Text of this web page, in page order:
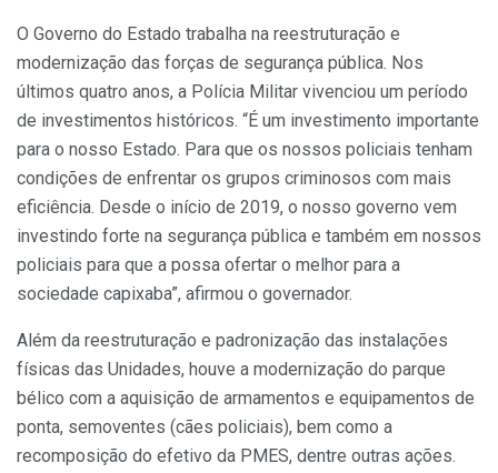
O Governo do Estado trabalha na reestruturação e
modernização das forças de segurança pública. Nos
últimos quatro anos, a Polícia Militar vivenciou um período
de investimentos históricos. “É um investimento importante
para o nosso Estado. Para que os nossos policiais tenham
condições de enfrentar os grupos criminosos com mais
eficiência. Desde o início de 2019, o nosso governo vem
investindo forte na segurança pública e também em nossos
policiais para que a possa ofertar o melhor para a
sociedade capixaba”, afirmou o governador.
Além da reestruturação e padronização das instalações
físicas das Unidades, houve a modernização do parque
bélico com a aquisição de armamentos e equipamentos de
ponta, semoventes (cães policiais), bem como a
recomposição do efetivo da PMES, dentre outras ações.